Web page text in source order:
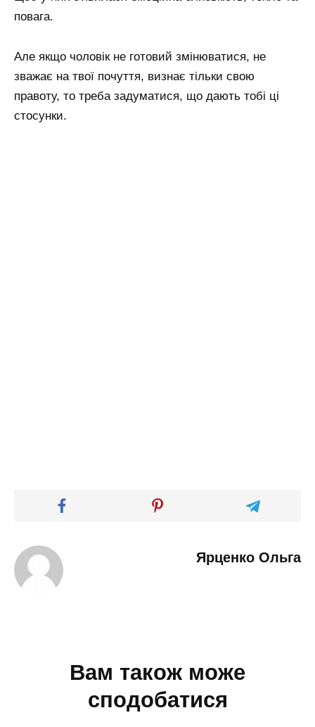
повага.
Але якщо чоловік не готовий змінюватися, не
зважає на твої почуття, визнає тільки свою
правоту, то треба задуматися, що дають тобі ці
стосунки.
Ярценко Ольга
Вам також може
сподобатися